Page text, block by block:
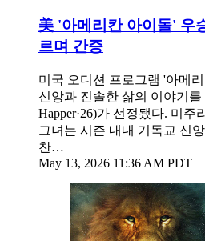
美 '아메리칸 아이돌' 우
르며 간증
미국 오디션 프로그램 '아메
신앙과 진솔한 삶의 이야기를
Happer·26)가 선정됐다. 미
그녀는 시즌 내내 기독교 신
찬…
May 13, 2026 11:36 AM PDT